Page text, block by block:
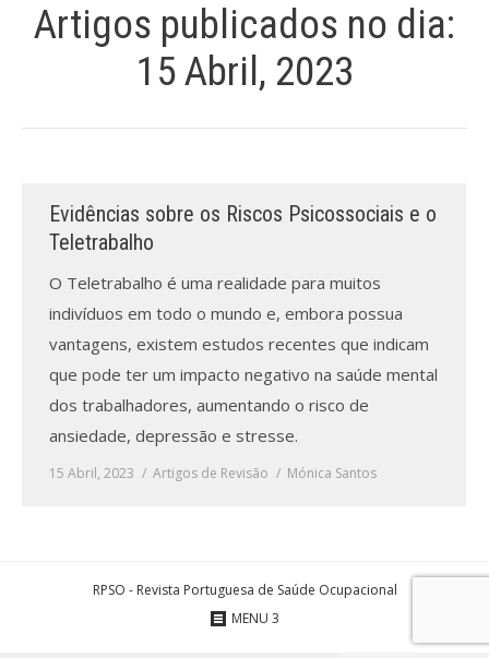
Normas para os autores
Processo de submissão
Formação Profissional
Bolsa de emprego (oferta/
procura)
Sugestões para os Leitores
Artigos recentes
Artigos publicados no dia:
15 Abril, 2023
Evidências sobre os Riscos Psicossociais e o
Teletrabalho
O Teletrabalho é uma realidade para muitos
indivíduos em todo o mundo e, embora possua
vantagens, existem estudos recentes que indicam
que pode ter um impacto negativo na saúde mental
dos trabalhadores, aumentando o risco de
ansiedade, depressão e stresse.
15 Abril, 2023 Artigos de Revisão Mónica Santos
RPSO - Revista Portuguesa de Saúde Ocupacional
MENU 3